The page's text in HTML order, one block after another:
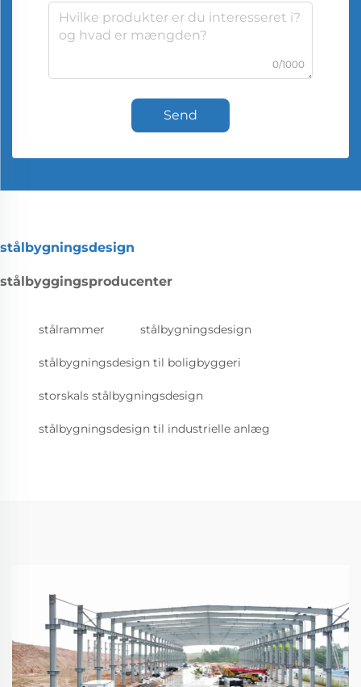
0/1000
Send
stålbygningsdesign
stålbyggingsproducenter
stålrammer stålbygningsdesign
stålbygningsdesign til boligbyggeri
storskals stålbygningsdesign
stålbygningsdesign til industrielle anlæg